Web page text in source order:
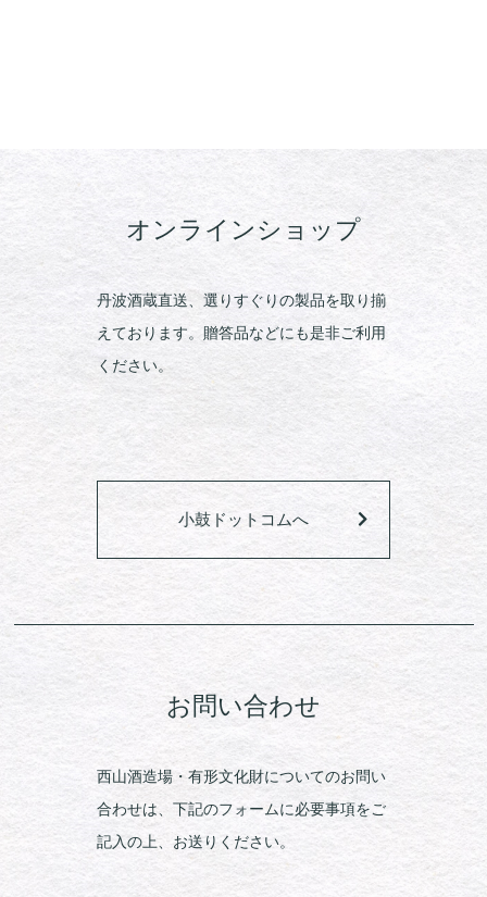
オンラインショップ
丹波酒蔵直送、選りすぐりの製品を取り揃
えております。贈答品などにも是非ご利用
ください。
小鼓ドットコムへ
お問い合わせ
西山酒造場・有形文化財についてのお問い
合わせは、下記のフォームに必要事項をご
記入の上、お送りください。